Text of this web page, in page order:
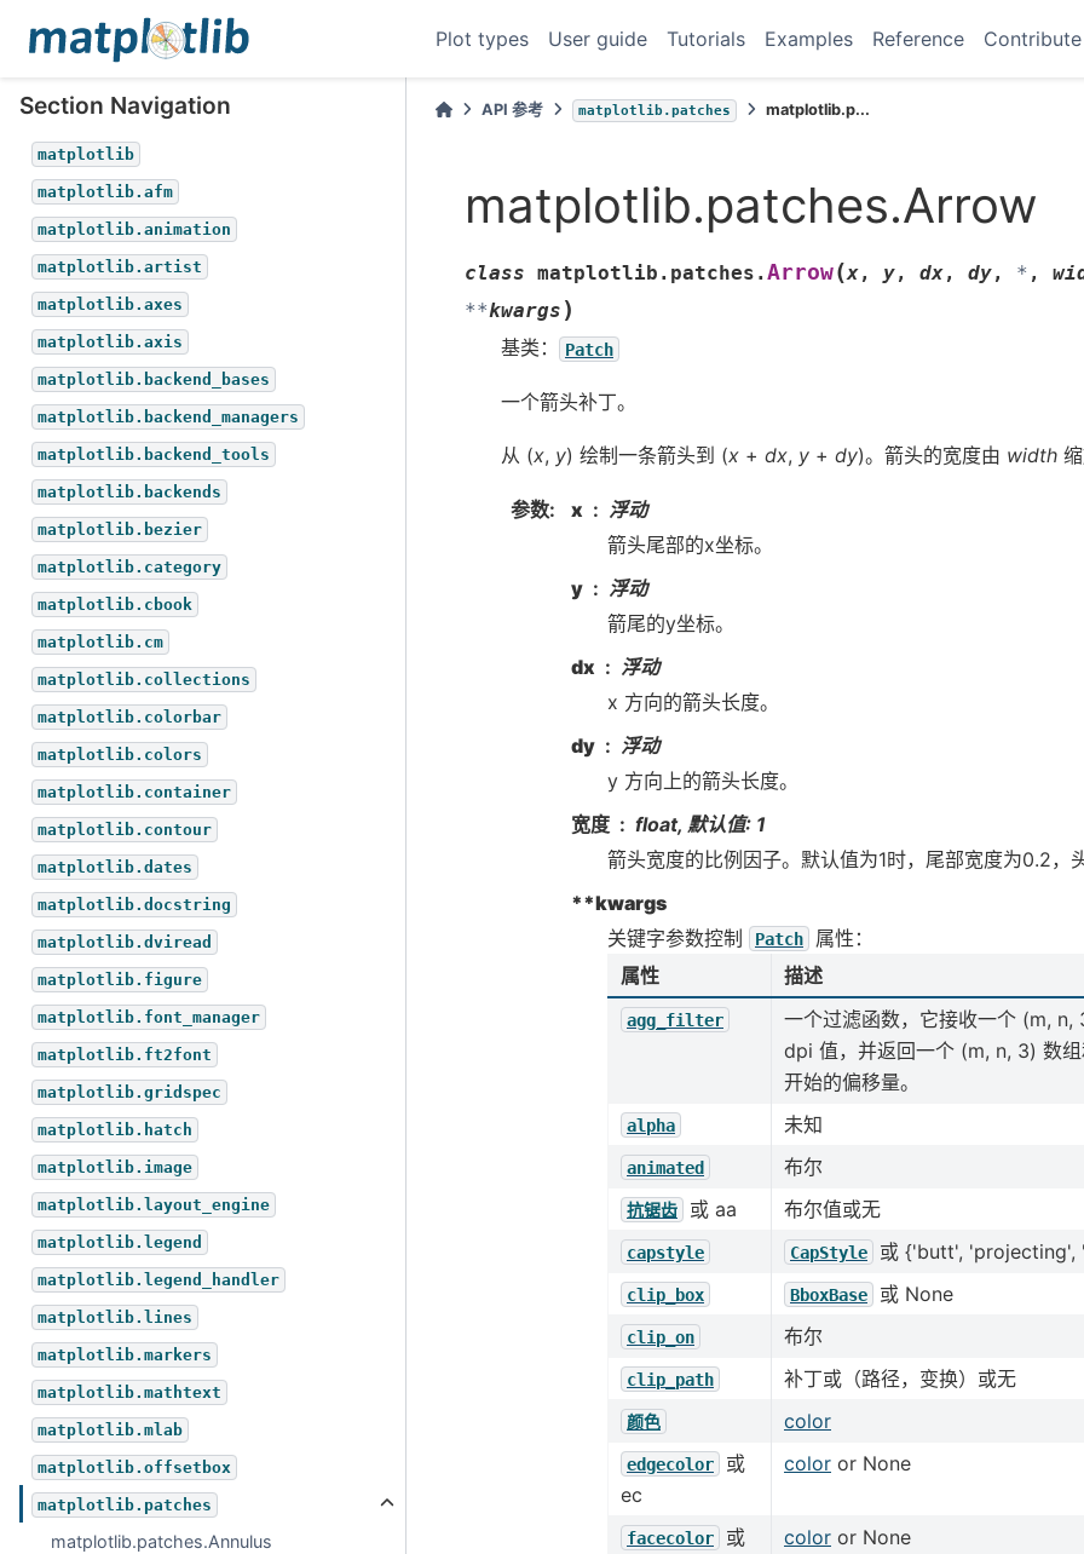
Plot types User guide Tutorials Examples Reference Contribute
Section Navigation
matplotlib
matplotlib.afm
matplotlib.animation
matplotlib.artist
matplotlib.axes
matplotlib.axis
matplotlib.backend_bases
matplotlib.backend_managers
matplotlib.backend_tools
matplotlib.backends
matplotlib.bezier
matplotlib.category
matplotlib.cbook
matplotlib.cm
matplotlib.collections
matplotlib.colorbar
matplotlib.colors
matplotlib.container
matplotlib.contour
matplotlib.dates
matplotlib.docstring
matplotlib.dviread
matplotlib.figure
matplotlib.font_manager
matplotlib.ft2font
matplotlib.gridspec
matplotlib.hatch
matplotlib.image
matplotlib.layout_engine
matplotlib.legend
matplotlib.legend_handler
matplotlib.lines
matplotlib.markers
matplotlib.mathtext
matplotlib.mlab
matplotlib.offsetbox
matplotlib.patches
matplotlib.patches.Annulus
API 参考 matplotlib.patches matplotlib.p...
matplotlib.patches.Arrow
class matplotlib.patches. Arrow(x, y, dx, dy, * ,
**kwargs )
基类： Patch
一个箭头补丁。
从 (x, y) 绘制一条箭头到 (x + dx, y + dy)。箭头的宽度由 width 缩
参数: x
浮动
箭头尾部的x坐标。
y
浮动
箭尾的y坐标。
dx
浮动
x 方向的箭头长度。
dy
浮动
y 方向上的箭头长度。
宽度
float, 默认值: 1
箭头宽度的比例因子。默认值为1时，尾部宽度为0.2，
**kwargs
关键字参数控制
Patch
属性：
属性
描述
agg_filter
一个过滤函数，它接收一个 (m, n,
dpi 值，并返回一个 (m, n, 3) 数
开始的偏移量。
alpha 未知
animated 布尔
抗锯齿 或 aa 布尔值或无
capstyle CapStyle 或 {'butt', 'projecting',
clip_box BboxBase 或 None
clip_on 布尔
clip_path 补丁或（路径，变换）或无
颜色 color
edgecolor
或
ec
color or None
facecolor
或
color or None